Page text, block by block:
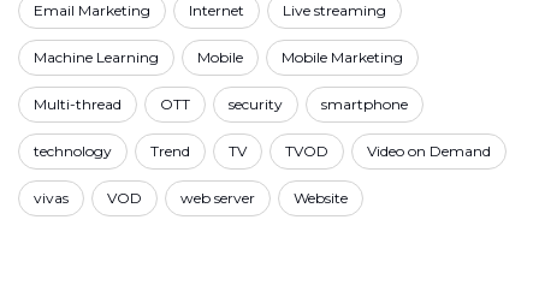
Email Marketing Internet Live streaming
Machine Learning Mobile Mobile Marketing
Multi-thread OTT security smartphone
technology Trend TV TVOD Video on Demand
vivas VOD web server Website